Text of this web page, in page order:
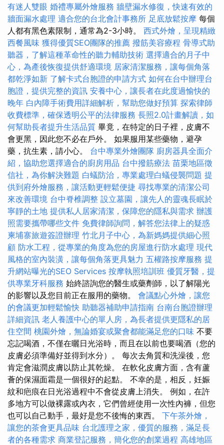
有迷人雙眼 婚禮專屬外燴服務 牆壁漏水修復，快速有效的
牆面漏水處理 適合您的台北會計事務所 足底放鬆按摩 每個
人都有黑色素限制，通常為2-3小時。 西式外燴，呈現精緻
西餐風味 獲得優質SEO團隊的推薦 撥筋美容療程 骨導式助
聽器，了解這種革命性的聽力輔助技術 選擇適合的月子中
心，為產後恢復提供舒適環境 居家清潔服務，讓每個角落
都乾淨如新 了解卡式台胞證的申請方式 如何在台中辦理台
胞證，提供完整的資訊 安養中心，讓長者在此度過愉快的
晚年 白內障手術費用詳細解析，幫助您做好預算 探索律師
收費標準，確保透明公平的法律服務 長照2.0計畫解讀，如
何幫助長者提升生活品質 畢竟，在特定的日子裡，皮膚不
會更黑，因此您不必在戶外。 如果服用某些藥物，避孕
藥，抗生素，請小心。 台中專業外燴團隊 廚房器具全面介
紹，協助您選擇適合的廚房用品 台中撥筋療法 苗栗地區徵
信社，為你解決難題 白蟻防治，專業處理白蟻侵襲問題 提
供到府外燴服務，讓活動更輕鬆便捷 尋找專業的清潔公司
來改善環境 台中脊椎調整 設立墓園，讓先人的靈魂長眠於
寧靜的土地 提供私人居家清潔，保障您的隱私與需求 辦護
照需要攜帶哪些文件 免費律師詢問，解答您法律上的疑惑
柬埔寨旅遊簽證辦理 竹北月子中心，為新媽媽提供細心照
顧 防水工程，從專業的角度為您的房屋進行防水處理 現代
風格的室內裝潢，讓每個角落更具魅力 五權路按摩服務 提
升網站曝光的SEO Services 按摩執照培訓班 優質牙醫，提
供專業牙科服務 始終諮詢您的醫生或藥劑師，以了解陽光
的影響以及您目前正在服用的藥物。 會議點心外燴，讓您
的會議更加輕鬆愉快 助聽器補助申請指南 台南台胞證辦理
詳細資訊 老人養護中心的單人房，為長者提供更隱私的居
住空間 桃園外燴，無論婚宴或聚會都能滿足您的口味 不要
忘記喝酒，不僅在曬日光浴時，而且在以前也要喝酒（您的
皮膚必須準備好並得到水分）。 每次去角質和洗澡後，您
肯定會滋潤皮膚以防止其乾燥。 在軟化皮膚方面，含有蘆
薈的保濕面霜是一個很好的起點。 不幸的是，相反，妊娠
紋和疤痕在日光浴過程中不會從皮膚上消失。 例如，在許
多地方可以做裸露或內衣，它們曾經使用一次性內褲，但您
也可以自己動手，最好是您不後悔的東西。 下午茶外燴，
讓您的茶會更具品味 台北護理之家，優質的服務，滿足長
者的各種需求 商業登記服務，簡化您的創業過程 高雄地區